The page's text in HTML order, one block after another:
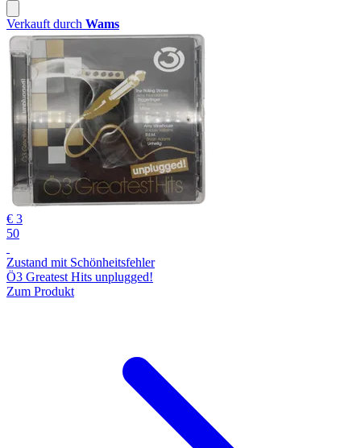
Verkauft durch Wams
€ 3
50
Zustand mit Schönheitsfehler
Ö3 Greatest Hits unplugged!
Zum Produkt